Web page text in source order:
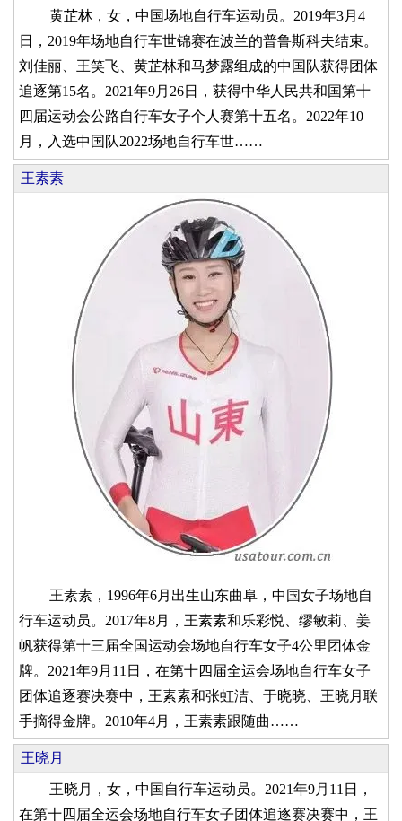
黄芷林，女，中国场地自行车运动员。2019年3月4
日，2019年场地自行车世锦赛在波兰的普鲁斯科夫结束。
刘佳丽、王笑飞、黄芷林和马梦露组成的中国队获得团体
追逐第15名。2021年9月26日，获得中华人民共和国第十
四届运动会公路自行车女子个人赛第十五名。2022年10
月，入选中国队2022场地自行车世……
王素素
王素素，1996年6月出生山东曲阜，中国女子场地自
行车运动员。2017年8月，王素素和乐彩悦、缪敏莉、姜
帆获得第十三届全国运动会场地自行车女子4公里团体金
牌。2021年9月11日，在第十四届全运会场地自行车女子
团体追逐赛决赛中，王素素和张虹洁、于晓晓、王晓月联
手摘得金牌。2010年4月，王素素跟随曲……
王晓月
王晓月，女，中国自行车运动员。2021年9月11日，
在第十四届全运会场地自行车女子团体追逐赛决赛中，王